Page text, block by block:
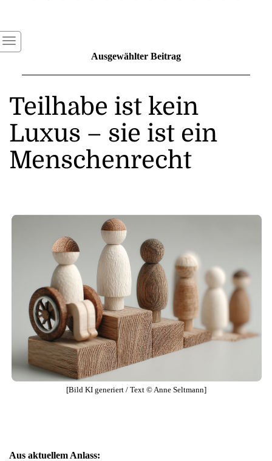
Ausgewählter Beitrag
Teilhabe ist kein
Luxus – sie ist ein
Menschenrecht
[Bild KI generiert / Text © Anne Seltmann]
Aus aktuellem Anlass: